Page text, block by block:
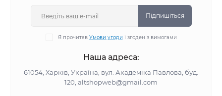
Підпишіться
Я прочитав Умови угоди і згоден з вимогами
Наша адреса:
61054, Харків, Україна, вул. Академіка Павлова, буд.
120, altshopweb@gmail.com